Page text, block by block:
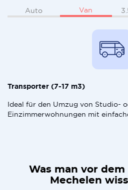
Auto Van
Transporter (7-17 m3)
Ideal für den Umzug von Studio-
Einzimmerwohnungen mit
Was man vor
Mechelen